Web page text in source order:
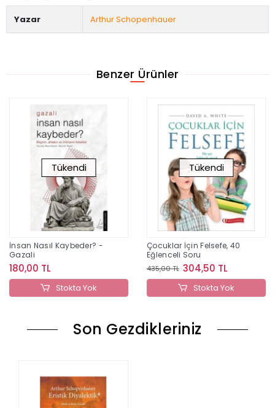
Yazar Arthur Schopenhauer
Benzer Ürünler
Tükendi
İnsan Nasıl Kaybeder? -
Gazali
180,00 TL
Stokta Yok
Tükendi
Çocuklar İçin Felsefe, 40
Eğlenceli Soru
435,00 TL 304,50 TL
Stokta Yok
Son Gezdikleriniz